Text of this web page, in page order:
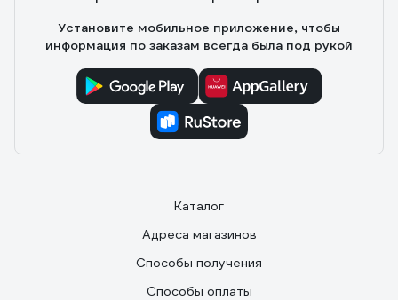
Установите мобильное приложение, чтобы
информация по заказам всегда была под рукой
Каталог
Адреса магазинов
Способы получения
Способы оплаты